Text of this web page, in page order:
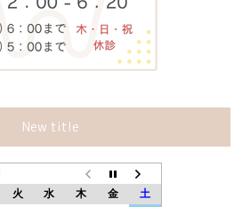
New title
火 水 木 金
土